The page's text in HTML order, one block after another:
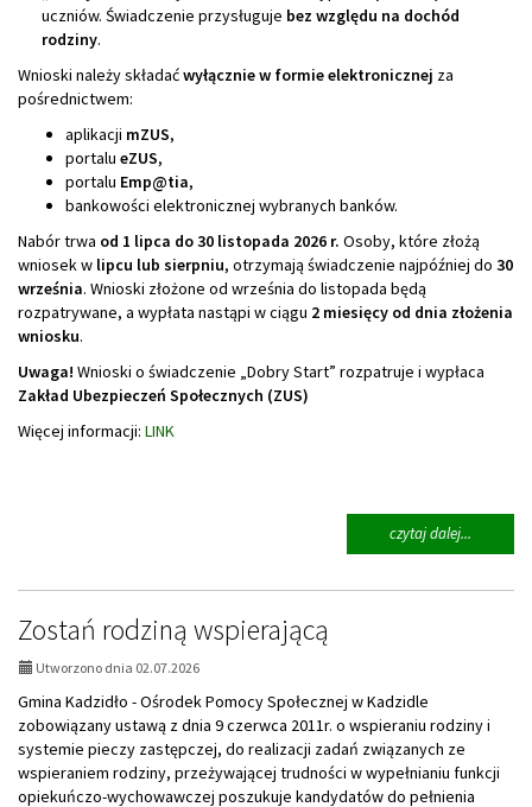
uczniów. Świadczenie przysługuje bez względu na dochód
rodziny.
Wnioski należy składaćwyłącznie w formie elektronicznej za
pośrednictwem:
aplikacji mZUS,
portalu eZUS,
portalu Emp@tia,
bankowości elektronicznej wybranych banków.
Nabór trwa od 1 lipca do 30 listopada 2026 r. Osoby, które złożą
wniosek w lipcu lub sierpniu, otrzymają świadczenie najpóźniej do 30
września. Wnioski złożone od września do listopada będą
rozpatrywane, a wypłata nastąpi w ciągu 2 miesięcy od dnia złożenia
wniosku.
Uwaga! Wnioski o świadczenie „Dobry Start” rozpatruje i wypłaca
Zakład Ubezpieczeń Społecznych (ZUS)
Więcej informacji: LINK
czytaj dalej...
temat:
nabór
(300+)
Zostań rodziną wspierającą
Utworzono dnia 02.07.2026
Gmina Kadzidło - Ośrodek Pomocy Społecznej w Kadzidle
zobowiązany ustawą z dnia 9 czerwca 2011r. o wspieraniu rodziny i
systemie pieczy zastępczej, do realizacji zadań związanych ze
wspieraniem rodziny, przeżywającej trudności w wypełnianiu funkcji
opiekuńczo-wychowawczej poszukuje kandydatów do pełnienia